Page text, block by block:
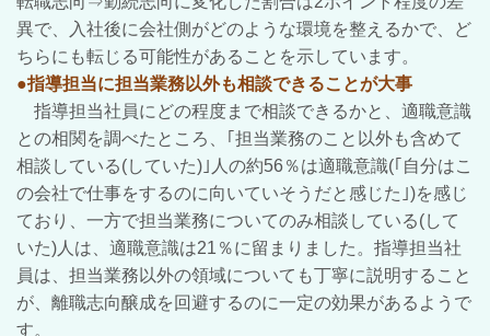
異で、入社後に会社側がどのような環境を整えるかで、ど
ちらにも転じる可能性があることを示しています。
●指導担当に担当業務以外も相談できることが大事
指導担当社員にどの程度まで相談できるかと、適職意識
との相関を調べたところ、｢担当業務のこと以外も含めて
相談している(していた)｣人の約56％は適職意識(｢自分はこ
の会社で仕事をするのに向いていそうだと感じた｣)を感じ
ており、一方で担当業務についてのみ相談している(して
いた)人は、適職意識は21％に留まりました。指導担当社
員は、担当業務以外の領域についても丁寧に説明すること
が、離職志向醸成を回避するのに一定の効果があるようで
す。